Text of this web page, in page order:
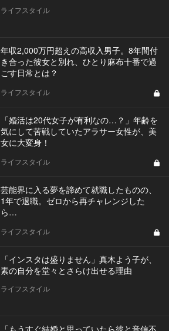
ライフスタイル
年収2,000万円超えの高収入男子。8年間付
き合った彼女と別れ、ひとり麻布十番で過
ごす日常とは？
ライフスタイル
「婚活は20代女子が有利なの…？」年齢を
気にして苦戦していたアラサー女性が、美
女に大変身！
ライフスタイル
芸能界に入る夢を諦めて就職したものの、
1年で退職。ゼロから再チャレンジした
ら…
ライフスタイル
「インスタは盛りません」真木よう子が、
素の自分を堂々とさらけ出せる理由
ライフスタイル